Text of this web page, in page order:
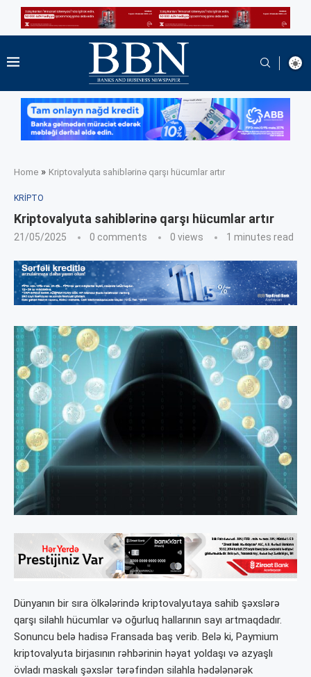
Home » Kriptovalyuta sahiblərinə qarşı hücumlar artır
KRIPTO
Kriptovalyuta sahiblərinə qarşı hücumlar artır
21/05/2025 0 comments 0 views 1 minutes read
Dünyanın bir sıra ölkələrində kriptovalyutaya sahib şəxslərə
qarşı silahlı hücumlar və oğurluq hallarının sayı artmaqdadır.
Sonuncu belə hadisə Fransada baş verib. Belə ki, Paymium
kriptovalyuta birjasının rəhbərinin həyat yoldaşı və azyaşlı
övladı maskalı şəxslər tərəfindən silahla hədələnərək